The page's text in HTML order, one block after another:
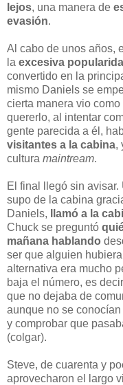
lejos, una manera de
evasión.
Al cabo de unos años,
la excesiva
convertido en la
mismo Daniels se
cierta manera vio
quererlo, al intentar
gente parecida a él,
visitantes a la cabina,
cultura maintream.
El final llegó sin
supo de la cabina
Daniels,
llamó a la
Chuck se preguntó
mañana hablando
ser que alguien
alternativa era mucho
baja el número, es decir
que no dejaba de
aunque no se
y comprobar que
(colgar).
Steve, de cuarenta y
aprovecharon el largo